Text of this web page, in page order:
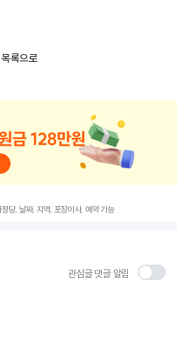
목록으로
당, 날짜, 지역, 포장이사, 예약 가능
관심글 댓글 알림